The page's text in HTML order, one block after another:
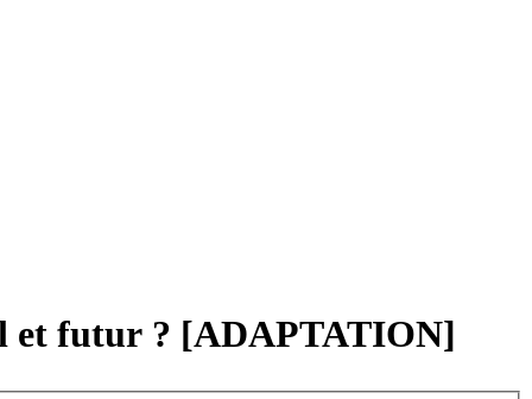
et futur ? [ADAPTATION]